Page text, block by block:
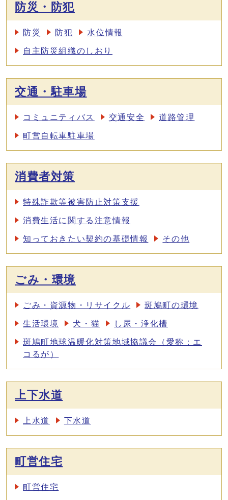
防災・防犯
防災 防犯 水位情報
自主防災組織のしおり
交通・駐車場
コミュニティバス 交通安全 道路管理
町営自転車駐車場
消費者対策
特殊詐欺等被害防止対策支援
消費生活に関する注意情報
知っておきたい契約の基礎情報 その他
ごみ・環境
ごみ・資源物・リサイクル 斑鳩町の環境
生活環境 犬・猫 し尿・浄化槽
斑鳩町地球温暖化対策地域協議会（愛称：エ
コるが）
上下水道
上水道 下水道
町営住宅
町営住宅